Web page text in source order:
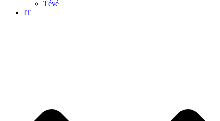
Tévé
IT